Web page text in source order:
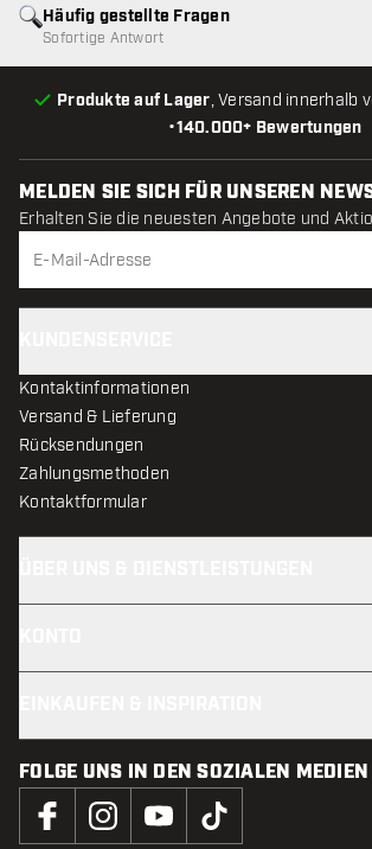
•140.000+ Bewertungen
Produkte auf Lager, Versand innerhalb
Häufig gestellte Fragen
Sofortige Antwort
MELDEN SIE SICH FÜR UNSEREN
Erhalten Sie die neuesten Angebote und
Kontaktinformationen
Versand & Lieferung
Rücksendungen
Zahlungsmethoden
Kontaktformular
FOLGE UNS IN DEN SOZIALEN MEDIEN